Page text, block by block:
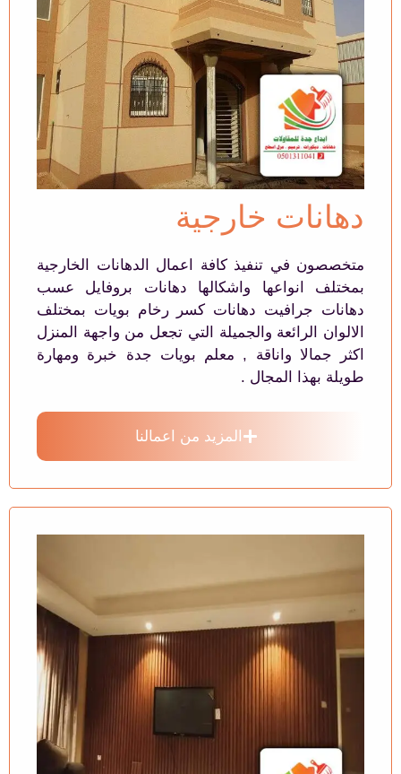
دهانات خارجية
متخصصون في تنفيذ كافة اعمال الدهانات الخارجية
بمختلف انواعها واشكالها دهانات بروفايل عسب
دهانات جرافيت دهانات كسر رخام بويات بمختلف
الالوان الرائعة والجميلة التي تجعل من واجهة المنزل
اكثر جمالا واناقة , معلم بويات جدة خبرة ومهارة
طويلة بهذا المجال .
المزيد من اعمالنا